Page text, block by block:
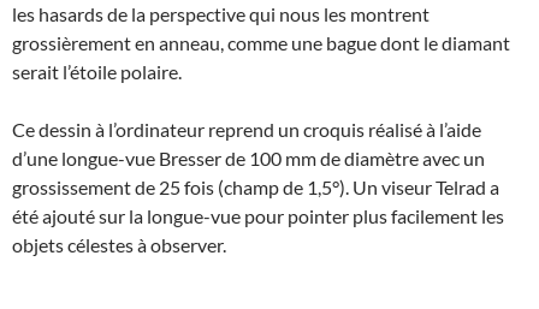
les hasards de la perspective qui nous les montrent
grossièrement en anneau, comme une bague dont le diamant
serait l’étoile polaire.
Ce dessin à l’ordinateur reprend un croquis réalisé à l’aide
d’une longue-vue Bresser de 100 mm de diamètre avec un
grossissement de 25 fois (champ de 1,5°). Un viseur Telrad a
été ajouté sur la longue-vue pour pointer plus facilement les
objets célestes à observer.